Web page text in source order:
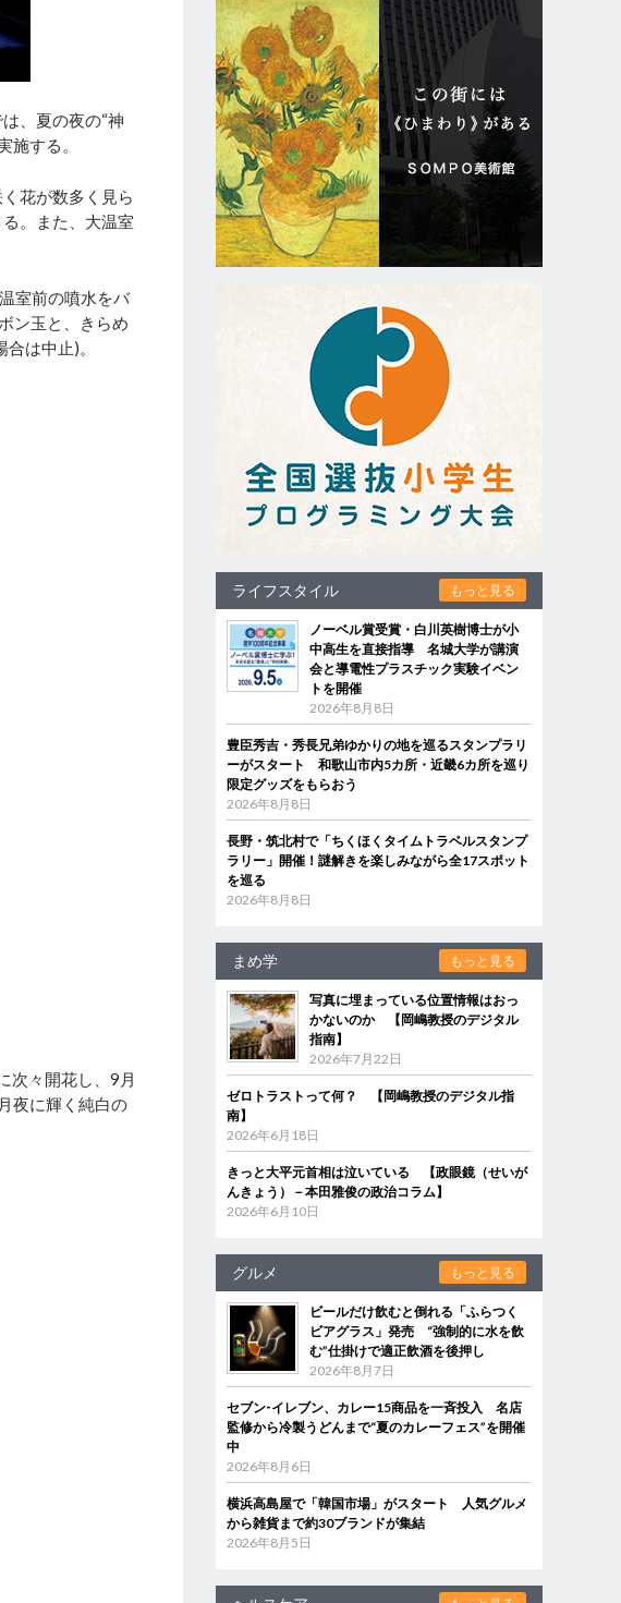
、夏の夜の“神
する。
花が数多く見ら
。また、大温室
室前の噴水をバ
ン玉と、きらめ
は中止)。
次々開花し、9月
夜に輝く純白の
ライフスタイル もっと見る
ノーベル賞受賞・白川英樹博士が小
中高生を直接指導 名城大学が講演
会と導電性プラスチック実験イベン
トを開催
2026年8月8日
豊臣秀吉・秀長兄弟ゆかりの地を巡るスタンプラリ
ーがスタート 和歌山市内5カ所・近畿6カ所を巡り
限定グッズをもらおう
2026年8月8日
長野・筑北村で「ちくほくタイムトラベルスタンプ
ラリー」開催！謎解きを楽しみながら全17スポット
を巡る
2026年8月8日
まめ学 もっと見る
写真に埋まっている位置情報はおっ
かないのか 【岡嶋教授のデジタル
指南】
2026年7月22日
ゼロトラストって何？ 【岡嶋教授のデジタル指
南】
2026年6月18日
きっと大平元首相は泣いている 【政眼鏡（せいが
んきょう）－本田雅俊の政治コラム】
2026年6月10日
グルメ もっと見る
ビールだけ飲むと倒れる「ふらつく
ビアグラス」発売 “強制的に水を飲
む”仕掛けで適正飲酒を後押し
2026年8月7日
セブン‐イレブン、カレー15商品を一斉投入 名店
監修から冷製うどんまで“夏のカレーフェス”を開催
中
2026年8月6日
横浜高島屋で「韓国市場」がスタート 人気グルメ
から雑貨まで約30ブランドが集結
2026年8月5日